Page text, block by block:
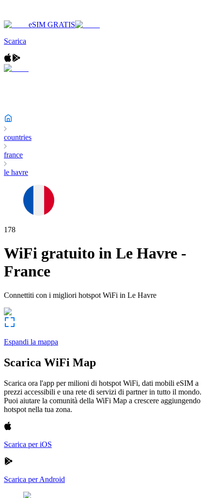
eSIM GRATIS
Scarica
countries
france
le havre
178
WiFi gratuito in Le Havre -
France
Connettiti con i migliori hotspot WiFi in Le Havre
Espandi la mappa
Scarica WiFi Map
Scarica ora l'app per milioni di hotspot WiFi, dati mobili eSIM a
prezzi accessibili e una rete di servizi di partner in tutto il mondo.
Puoi aiutare la comunità della WiFi Map a crescere aggiungendo
hotspot nella tua zona.
Scarica per iOS
Scarica per Android